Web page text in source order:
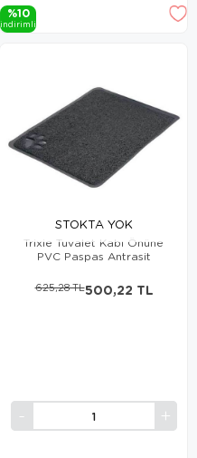
%10
i̇ndi̇ri̇mli̇
STOKTA YOK
Trixie Tuvalet Kabı Önüne
PVC Paspas Antrasit
500,22 TL
625,28 TL